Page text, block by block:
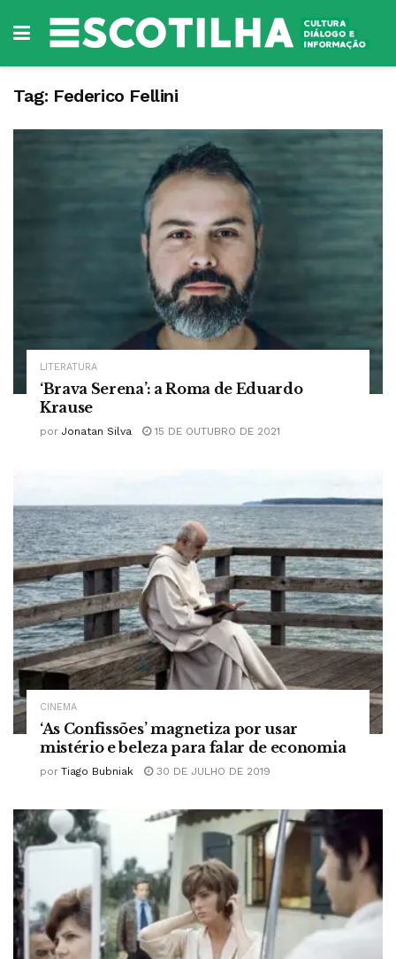
Tag: Federico Fellini
LITERATURA
‘Brava Serena’: a Roma de Eduardo
Krause
por Jonatan Silva 15 DE OUTUBRO DE 2021
CINEMA
‘As Confissões’ magnetiza por usar
mistério e beleza para falar de economia
por Tiago Bubniak 30 DE JULHO DE 2019